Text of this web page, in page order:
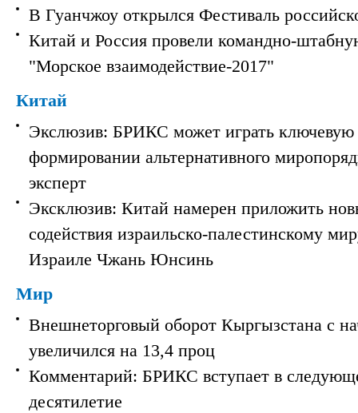
В Гуанчжоу открылся Фестиваль
Китай и Россия провели командно-
"Морское взаимодействие-2017"
Китай
Экслюзив: БРИКС может играть ключевую
формировании альтернативного
эксперт
Эксклюзив: Китай намерен приложить
содействия израильско-палестинскому
Израиле Чжань Юнсинь
Мир
Внешнеторговый оборот Кыргызстана с
увеличился на 13,4 проц
Комментарий: БРИКС вступает в
десятилетие